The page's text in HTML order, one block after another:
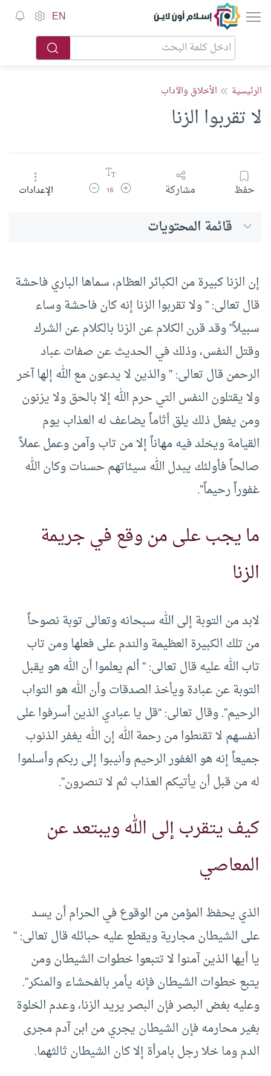
إسلام أون لاين EN
الرئيسية الأخلاق والآداب
لا تقربوا الزنا
حفظ مشاركة زيادة حجم الخط
16 تقليل حجم الخطالإعدادات
قائمة المحتويات
إن الزنا كبيرة من الكبائر العظام، سماها الباري فاحشة
قال تعالى: ” ولا تقربوا الزنا إنه كان فاحشة وساء
سبيلاً” وقد قرن الكلام عن الزنا بالكلام عن الشرك
وقتل النفس، وذلك في الحديث عن صفات عباد
الرحمن قال تعالى: ” والذين لا يدعون مع الله إلها آخر
ولا يقتلون النفس التي حرم الله إلا بالحق ولا يزنون
ومن يفعل ذلك يلق أثاماً يضاعف له العذاب يوم
القيامة ويخلد فيه مهاناً إلا من تاب وآمن وعمل عملاً
صالحاً فأولئك يبدل الله سيئاتهم حسنات وكان الله
غفوراً رحيماً”.
ما يجب على من وقع في جريمة
الزنا
لابد من التوبة إلى الله سبحانه وتعالى توبة نصوحاً
من تلك الكبيرة العظيمة والندم على فعلها ومن تاب
تاب الله عليه قال تعالى: ” ألم يعلموا أن الله هو يقبل
التوبة عن عبادة ويأخذ الصدقات وأن الله هو التواب
الرحيم”. وقال تعالى: “قل يا عبادي الذين أسرفوا على
أنفسهم لا تقنطوا من رحمة الله إن الله يغفر الذنوب
جميعاً إنه هو الغفور الرحيم وأنيبوا إلى ربكم وأسلموا
له من قبل أن يأتيكم العذاب ثم لا تنصرون”.
كيف يتقرب إلى الله ويبتعد عن
المعاصي
الذي يحفظ المؤمن من الوقوع في الحرام أن يسد
على الشيطان مجارية ويقطع عليه حبائله قال تعالى: ”
يا أيها الذين آمنوا لا تتبعوا خطوات الشيطان ومن
يتبع خطوات الشيطان فإنه يأمر بالفحشاء والمنكر”.
وعليه بغض البصر فإن البصر يريد الزنا، وعدم الخلوة
بغير محارمه فإن الشيطان يجري من ابن آدم مجرى
الدم وما خلا رجل بامرأة إلا كان الشيطان ثالثهما.